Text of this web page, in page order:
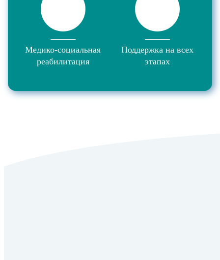
Медико-социальная
реабилитация
Поддержка на всех
этапах